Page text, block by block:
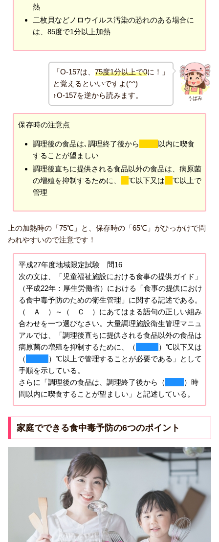
熱
二枚貝などノロウイルス汚染の恐れのある場合に
は、85度で1分以上加熱
うぱみ
「O-157は、75度1分以上で0に！」
と覚えるといいですよ(^^)
↑O-157を逆から読みます。
保存時の注意点
調理後の食品は､調理終了後から
以内に喫食
することが望ましい
調理後直ちに提供される食品以外の食品は、病原菌
の増殖を抑制するために、
℃以下又は
℃以上で
管理
上の加熱時の「75℃」と、保存時の「65℃」がひっかけで問
われやすいので注意です！
平成27年度地域限定試験 問16
次の文は、「児童福祉施設における食事の提供ガイド」
（平成22年：厚生労働省）における「食事の提供におけ
る食中毒予防のための衛生管理」に関する記述である。
（ Ａ ）～（ Ｃ ）にあてはまる語句の正しい組み
合わせを一つ選びなさい。大量調理施設衛生管理マニュ
アルでは、「調理後直ちに提供される食品以外の食品は
病原菌の増殖を抑制するために、（
）℃以下又は
（
）℃以上で管理することが必要である」として
手順を示している。
さらに「調理後の食品は、調理終了後から（
）時
間以内に喫食することが望ましい」と記述している。
家庭でできる食中毒予防の6つのポイント